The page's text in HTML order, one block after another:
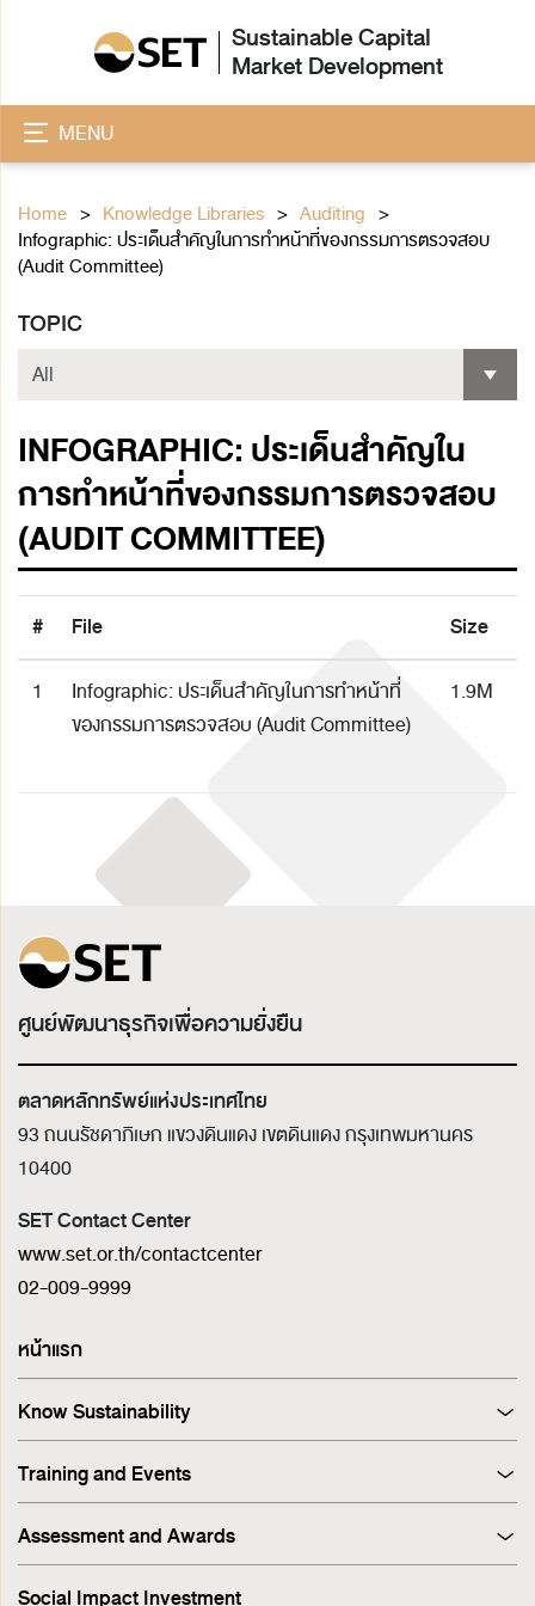
Sustainable Capital
Market Development
MENU
Home Knowledge Libraries
Auditing
Infographic: ประเด็นสำคัญในการทำหน้าที่ของกรรมการตรวจสอบ
(Audit Committee)
TOPIC
INFOGRAPHIC: ประเด็นสำคัญใน
การทำหน้าที่ของกรรมการตรวจสอบ
(AUDIT COMMITTEE)
# File Size
1
Infographic: ประเด็นสำคัญในการทำหน้าที่
ของกรรมการตรวจสอบ (Audit Committee)
1.9M
ศูนย์พัฒนาธุรกิจเพื่อความยั่งยืน
ตลาดหลักทรัพย์แห่งประเทศไทย
93 ถนนรัชดาภิเษก แขวงดินแดง เขตดินแดงกรุงเทพมหานคร
10400
SET Contact Center
www.set.or.th/contactcenter
02-009-9999
หน้าแรก
Know Sustainability
Sustainability at A Glance
Principles and Guidelines
Corporate Governance
Sustainability Management Process
Stakeholder Engagement & Materiality Analysis
Training and Events
Training
Events
Assessment and Awards
Corporate Governance Report (CGR)
SET ESG Ratings
Social Impact Investment